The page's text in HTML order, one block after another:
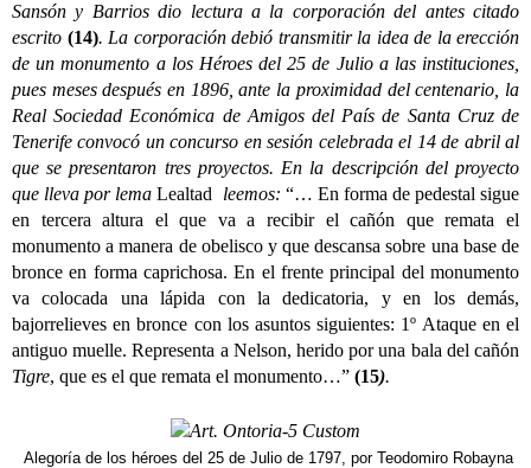
Sansón y Barrios dio lectura a la corporación del antes citado
escrito (14). La corporación debió transmitir la idea de la erección
de un monumento a los Héroes del 25 de Julio a las instituciones,
pues meses después en 1896, ante la proximidad del centenario, la
Real Sociedad Económica de Amigos del País de Santa Cruz de
Tenerife convocó un concurso en sesión celebrada el 14 de abril al
que se presentaron tres proyectos. En la descripción del proyecto
que lleva por lemaLealtad leemos: “… En forma de pedestal sigue
en tercera altura el que va a recibir el cañón que remata el
monumento a manera de obelisco y que descansa sobre una base de
bronce en forma caprichosa. En el frente principal del monumento
va colocada una lápida con la dedicatoria, y en los demás,
bajorrelieves en bronce con los asuntos siguientes: 1º Ataque en el
antiguo muelle. Representa a Nelson, herido por una bala del cañón
Tigre, que es el que remata el monumento…” (15).
Alegoría de los héroes del 25 de Julio de 1797, por Teodomiro Robayna